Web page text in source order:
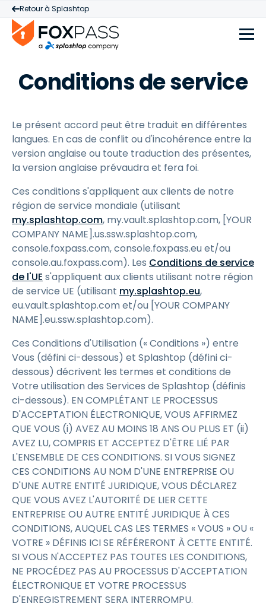
Retour à Splashtop
Conditions de service
Le présent accord peut être traduit en différentes
langues. En cas de conflit ou d'incohérence entre la
version anglaise ou toute traduction des présentes,
la version anglaise prévaudra et fera foi.
Ces conditions s'appliquent aux clients de notre
région de service mondiale (utilisant
my.splashtop.com, my.vault.splashtop.com, [YOUR
COMPANY NAME].us.ssw.splashtop.com,
console.foxpass.com, console.foxpass.eu et/ou
console.au.foxpass.com). Les Conditions de service
de l'UE s'appliquent aux clients utilisant notre région
de service UE (utilisant my.splashtop.eu,
eu.vault.splashtop.com et/ou [YOUR COMPANY
NAME].eu.ssw.splashtop.com).
Ces Conditions d'Utilisation (« Conditions ») entre
Vous (défini ci-dessous) et Splashtop (défini ci-
dessous) décrivent les termes et conditions de
Votre utilisation des Services de Splashtop (définis
ci-dessous). EN COMPLÉTANT LE PROCESSUS
D'ACCEPTATION ÉLECTRONIQUE, VOUS AFFIRMEZ
QUE VOUS (i) AVEZ AU MOINS 18 ANS OU PLUS ET (ii)
AVEZ LU, COMPRIS ET ACCEPTEZ D'ÊTRE LIÉ PAR
L'ENSEMBLE DE CES CONDITIONS. SI VOUS SIGNEZ
CES CONDITIONS AU NOM D'UNE ENTREPRISE OU
D'UNE AUTRE ENTITÉ JURIDIQUE, VOUS DÉCLAREZ
QUE VOUS AVEZ L'AUTORITÉ DE LIER CETTE
ENTREPRISE OU AUTRE ENTITÉ JURIDIQUE À CES
CONDITIONS, AUQUEL CAS LES TERMES « VOUS » OU «
VOTRE » DÉFINIS ICI SE RÉFÉRERONT À CETTE ENTITÉ.
SI VOUS N'ACCEPTEZ PAS TOUTES LES CONDITIONS,
NE PROCÉDEZ PAS AU PROCESSUS D'ACCEPTATION
ÉLECTRONIQUE ET VOTRE PROCESSUS
D'ENREGISTREMENT SERA INTERROMPU.